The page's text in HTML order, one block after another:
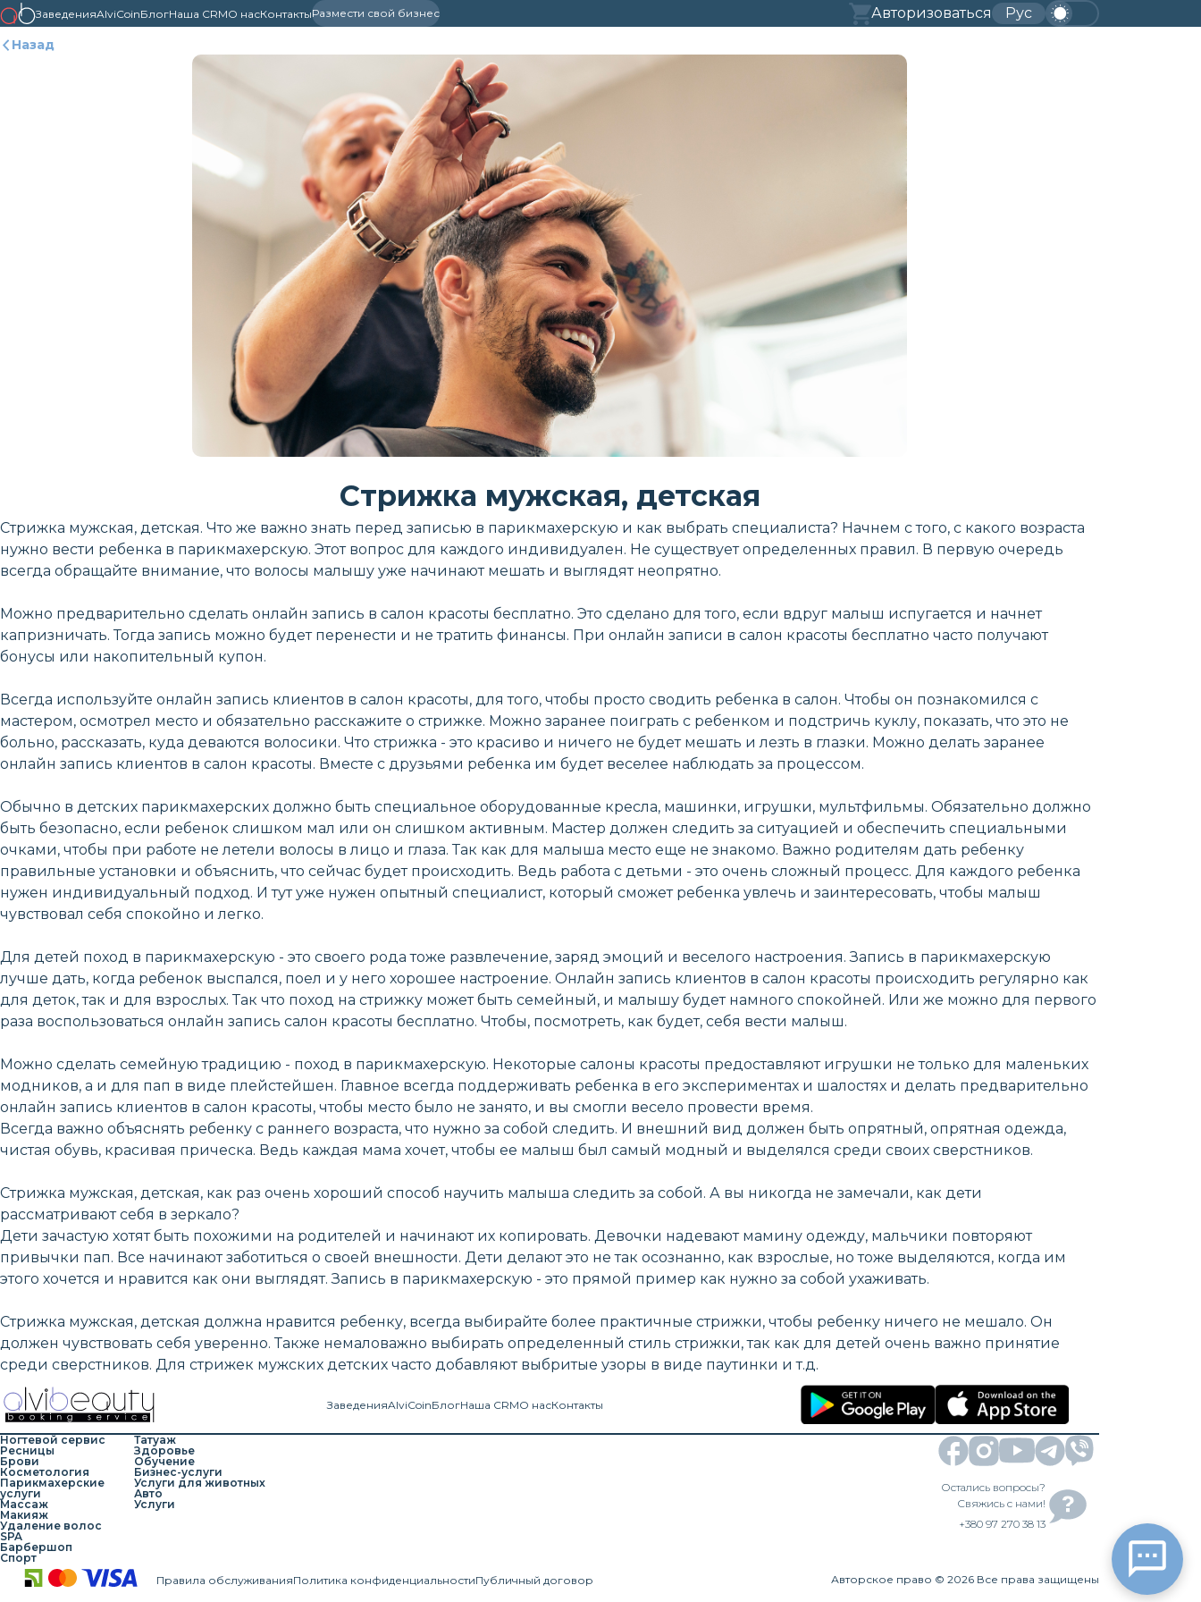
ЗаведенияAlviCoinБлогНаша CRMО насКонтактыРазмести свой бизнес Авторизоваться Рус
Назад
Стрижка мужская, детская
Стрижка мужская, детская. Что же важно знать перед записью в парикмахерскую и как выбрать специалиста? Начнем с того, с какого возраста
нужно вести ребенка в парикмахерскую. Этот вопрос для каждого индивидуален. Не существует определенных правил. В первую очередь
всегда обращайте внимание, что волосы малышу уже начинают мешать и выглядят неопрятно.
Можно предварительно сделать онлайн запись в салон красоты бесплатно. Это сделано для того, если вдруг малыш испугается и начнет
капризничать. Тогда запись можно будет перенести и не тратить финансы. При онлайн записи в салон красоты бесплатно часто получают
бонусы или накопительный купон.
Всегда используйте онлайн запись клиентов в салон красоты, для того, чтобы просто сводить ребенка в салон. Чтобы он познакомился с
мастером, осмотрел место и обязательно расскажите о стрижке. Можно заранее поиграть с ребенком и подстричь куклу, показать, что это не
больно, рассказать, куда деваются волосики. Что стрижка - это красиво и ничего не будет мешать и лезть в глазки. Можно делать заранее
онлайн запись клиентов в салон красоты. Вместе с друзьями ребенка им будет веселее наблюдать за процессом.
Обычно в детских парикмахерских должно быть специальное оборудованные кресла, машинки, игрушки, мультфильмы. Обязательно должно
быть безопасно, если ребенок слишком мал или он слишком активным. Мастер должен следить за ситуацией и обеспечить специальными
очками, чтобы при работе не летели волосы в лицо и глаза. Так как для малыша место еще не знакомо. Важно родителям дать ребенку
правильные установки и объяснить, что сейчас будет происходить. Ведь работа с детьми - это очень сложный процесс. Для каждого ребенка
нужен индивидуальный подход. И тут уже нужен опытный специалист, который сможет ребенка увлечь и заинтересовать, чтобы малыш
чувствовал себя спокойно и легко.
Для детей поход в парикмахерскую - это своего рода тоже развлечение, заряд эмоций и веселого настроения. Запись в парикмахерскую
лучше дать, когда ребенок выспался, поел и у него хорошее настроение. Онлайн запись клиентов в салон красоты происходить регулярно как
для деток, так и для взрослых. Так что поход на стрижку может быть семейный, и малышу будет намного спокойней. Или же можно для первого
раза воспользоваться онлайн запись салон красоты бесплатно. Чтобы, посмотреть, как будет, себя вести малыш.
Можно сделать семейную традицию - поход в парикмахерскую. Некоторые салоны красоты предоставляют игрушки не только для маленьких
модников, а и для пап в виде плейстейшен. Главное всегда поддерживать ребенка в его экспериментах и шалостях и делать предварительно
онлайн запись клиентов в салон красоты, чтобы место было не занято, и вы смогли весело провести время.
Всегда важно объяснять ребенку с раннего возраста, что нужно за собой следить. И внешний вид должен быть опрятный, опрятная одежда,
чистая обувь, красивая прическа. Ведь каждая мама хочет, чтобы ее малыш был самый модный и выделялся среди своих сверстников.
Стрижка мужская, детская, как раз очень хороший способ научить малыша следить за собой. А вы никогда не замечали, как дети
рассматривают себя в зеркало?
Дети зачастую хотят быть похожими на родителей и начинают их копировать. Девочки надевают мамину одежду, мальчики повторяют
привычки пап. Все начинают заботиться о своей внешности. Дети делают это не так осознанно, как взрослые, но тоже выделяются, когда им
этого хочется и нравится как они выглядят. Запись в парикмахерскую - это прямой пример как нужно за собой ухаживать.
Стрижка мужская, детская должна нравится ребенку, всегда выбирайте более практичные стрижки, чтобы ребенку ничего не мешало. Он
должен чувствовать себя уверенно. Также немаловажно выбирать определенный стиль стрижки, так как для детей очень важно принятие
среди сверстников. Для стрижек мужских детских часто добавляют выбритые узоры в виде паутинки и т.д.
ЗаведенияAlviCoinБлогНаша CRMО насКонтакты
Ногтевой сервис
Ресницы
Брови
Косметология
Парикмахерские
услуги
Массаж
Макияж
Удаление волос
SPA
Барбершоп
Спорт
Татуаж
Здоровье
Обучение
Бизнес-услуги
Услуги для животных
Авто
Услуги
Остались вопросы?
Свяжись с нами!
+380 97 270 38 13
Правила обслуживанияПолитика конфиденциальностиПубличный договор Авторское право © 2026 Все права защищены